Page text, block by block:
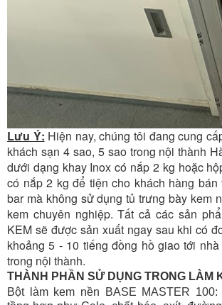
Lưu Ý: Hiện nay, chúng tôi đang cung
khách sạn 4 sao, 5 sao trong nội thành
dưới dạng khay Inox có nắp 2 kg hoặc
có nắp 2 kg để tiện cho khách hàng bán
bar mà không sử dụng tủ trưng bày kem
kem chuyên nghiệp. Tất cả các sản
KEM sẽ được sản xuất ngay sau khi có
khoảng 5 - 10 tiếng đồng hồ giao tới
trong nội thành.
THÀNH PHẦN SỬ DỤNG TRONG LÀM
Bột làm kem nền BASE MASTER